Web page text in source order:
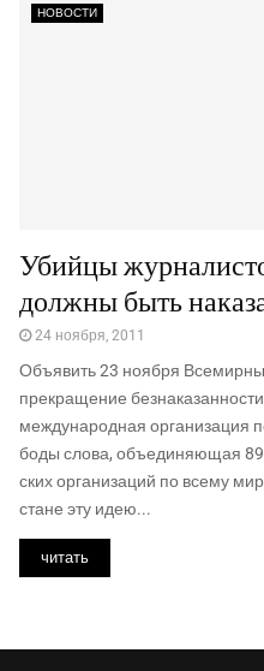
НОВОСТИ
Убийцы
должны быть
24 ноября, 2011
Объ­явить 23 нояб­ря
пре­кра­ще­ние
меж­ду­на­род­ная орга­ни­за­ция
бо­ды сло­ва, объ­еди­ня­ю­щая
ских орга­ни­за­ций по все­му
стане эту идею...
читать